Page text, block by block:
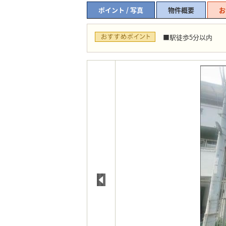
ポイント / 写真 物件概要
■駅徒歩5分以内